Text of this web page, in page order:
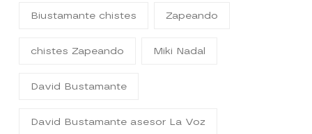
Biustamante chistes Zapeando
chistes Zapeando Miki Nadal
David Bustamante
David Bustamante asesor La Voz